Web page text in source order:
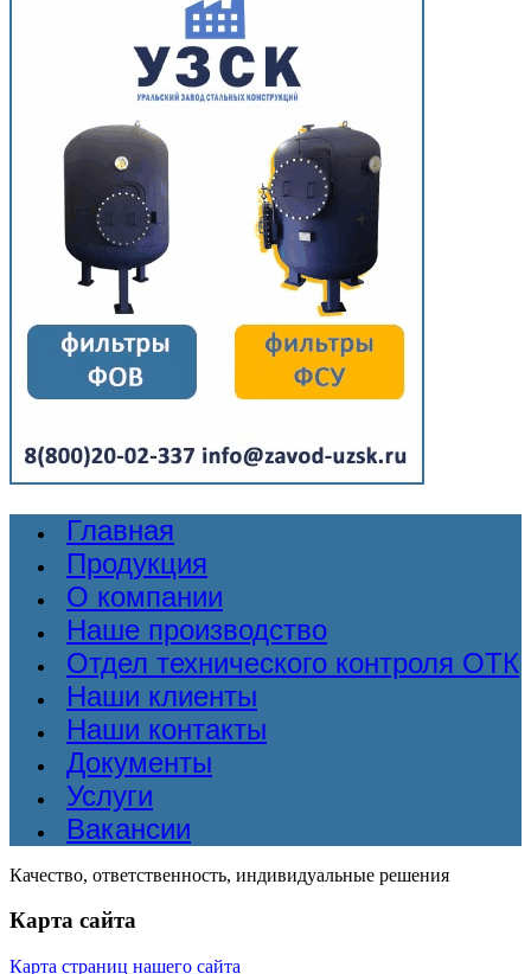
Главная
Продукция
О компании
Наше производство
Отдел технического контроля ОТК
Наши клиенты
Наши контакты
Документы
Услуги
Вакансии
Качество, ответственность, индивидуальные решения
Карта сайта
Карта страниц нашего сайта